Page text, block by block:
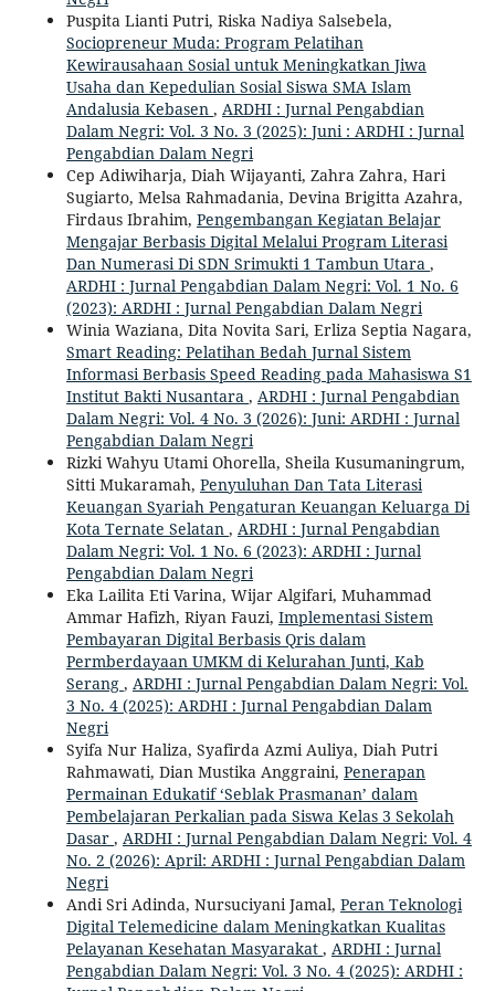
Puspita Lianti Putri, Riska Nadiya Salsebela,
Sociopreneur Muda: Program Pelatihan
Kewirausahaan Sosial untuk Meningkatkan Jiwa
Usaha dan Kepedulian Sosial Siswa SMA Islam
Andalusia Kebasen , ARDHI : Jurnal Pengabdian
Dalam Negri: Vol. 3 No. 3 (2025): Juni : ARDHI : Jurnal
Pengabdian Dalam Negri
Cep Adiwiharja, Diah Wijayanti, Zahra Zahra, Hari
Sugiarto, Melsa Rahmadania, Devina Brigitta Azahra,
Firdaus Ibrahim, Pengembangan Kegiatan Belajar
Mengajar Berbasis Digital Melalui Program Literasi
Dan Numerasi Di SDN Srimukti 1 Tambun Utara ,
ARDHI : Jurnal Pengabdian Dalam Negri: Vol. 1 No. 6
(2023): ARDHI : Jurnal Pengabdian Dalam Negri
Winia Waziana, Dita Novita Sari, Erliza Septia Nagara,
Smart Reading: Pelatihan Bedah Jurnal Sistem
Informasi Berbasis Speed Reading pada Mahasiswa S1
Institut Bakti Nusantara , ARDHI : Jurnal Pengabdian
Dalam Negri: Vol. 4 No. 3 (2026): Juni: ARDHI : Jurnal
Pengabdian Dalam Negri
Rizki Wahyu Utami Ohorella, Sheila Kusumaningrum,
Sitti Mukaramah, Penyuluhan Dan Tata Literasi
Keuangan Syariah Pengaturan Keuangan Keluarga Di
Kota Ternate Selatan , ARDHI : Jurnal Pengabdian
Dalam Negri: Vol. 1 No. 6 (2023): ARDHI : Jurnal
Pengabdian Dalam Negri
Eka Lailita Eti Varina, Wijar Algifari, Muhammad
Ammar Hafizh, Riyan Fauzi, Implementasi Sistem
Pembayaran Digital Berbasis Qris dalam
Permberdayaan UMKM di Kelurahan Junti, Kab
Serang , ARDHI : Jurnal Pengabdian Dalam Negri: Vol.
3 No. 4 (2025): ARDHI : Jurnal Pengabdian Dalam
Negri
Syifa Nur Haliza, Syafirda Azmi Auliya, Diah Putri
Rahmawati, Dian Mustika Anggraini, Penerapan
Permainan Edukatif ‘Seblak Prasmanan’ dalam
Pembelajaran Perkalian pada Siswa Kelas 3 Sekolah
Dasar , ARDHI : Jurnal Pengabdian Dalam Negri: Vol. 4
No. 2 (2026): April: ARDHI : Jurnal Pengabdian Dalam
Negri
Andi Sri Adinda, Nursuciyani Jamal, Peran Teknologi
Digital Telemedicine dalam Meningkatkan Kualitas
Pelayanan Kesehatan Masyarakat , ARDHI : Jurnal
Pengabdian Dalam Negri: Vol. 3 No. 4 (2025): ARDHI :